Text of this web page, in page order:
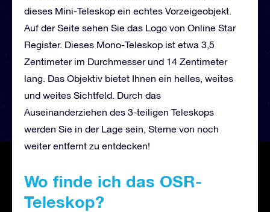
dieses Mini-Teleskop ein echtes Vorzeigeobjekt.
Auf der Seite sehen Sie das Logo von Online Star
Register. Dieses Mono-Teleskop ist etwa 3,5
Zentimeter im Durchmesser und 14 Zentimeter
lang. Das Objektiv bietet Ihnen ein helles, weites
und weites Sichtfeld. Durch das
Auseinanderziehen des 3-teiligen Teleskops
werden Sie in der Lage sein, Sterne von noch
weiter entfernt zu entdecken!
Wo finde ich das OSR-
Teleskop?